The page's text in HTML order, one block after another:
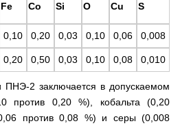
Fe Co Si O Cu S
0,10 0,20 0,03 0,10 0,06 0,008
0,20 0,50 0,03 0,10 0,08 0,010
2 заключается в допускаемом
против 0,20 %), кобальта (0,20
против 0,08 %) и серы (0,008